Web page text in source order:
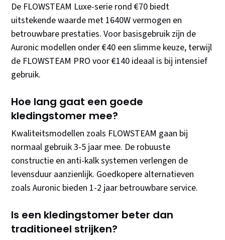
De FLOWSTEAM Luxe-serie rond €70 biedt
uitstekende waarde met 1640W vermogen en
betrouwbare prestaties. Voor basisgebruik zijn de
Auronic modellen onder €40 een slimme keuze, terwijl
de FLOWSTEAM PRO voor €140 ideaal is bij intensief
gebruik.
Hoe lang gaat een goede
kledingstomer mee?
Kwaliteitsmodellen zoals FLOWSTEAM gaan bij
normaal gebruik 3-5 jaar mee. De robuuste
constructie en anti-kalk systemen verlengen de
levensduur aanzienlijk. Goedkopere alternatieven
zoals Auronic bieden 1-2 jaar betrouwbare service.
Is een kledingstomer beter dan
traditioneel strijken?